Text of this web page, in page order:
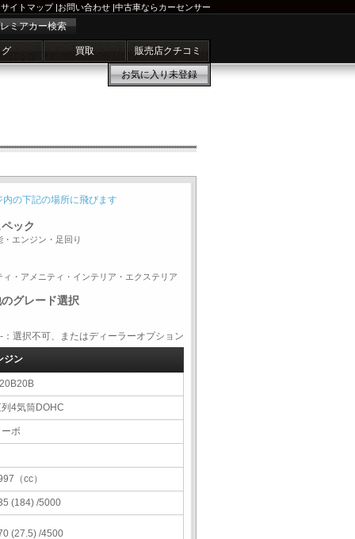
サイトマップ|お問い合わせ |中古車ならカーセンサー
ミアカー検索
買取 販売店クチコミ
お気に入り未登録
内の下記の場所に飛びます
ック
・エンジン・足回り
ィ・アメニティ・インテリア・エクステリア
グレード選択
択不可、またはディーラーオプション
ジン
4気筒DOHC
ボ
（cc）
(184) /5000
(27.5) /4500